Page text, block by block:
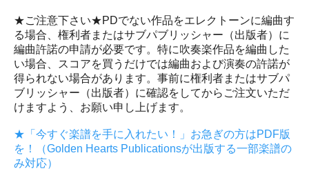
★ご注意下さい★PDでない作品をエレクトーンに編曲す
る場合、権利者またはサブパブリッシャー（出版者）に
編曲許諾の申請が必要です。特に吹奏楽作品を編曲した
い場合、スコアを買うだけでは編曲および演奏の許諾が
得られない場合があります。事前に権利者またはサブパ
ブリッシャー（出版者）に確認をしてからご注文いただ
けますよう、お願い申し上げます。
★「今すぐ楽譜を手に入れたい！」お急ぎの方はPDF版
を！（Golden Hearts Publicationsが出版する一部楽譜の
み対応）